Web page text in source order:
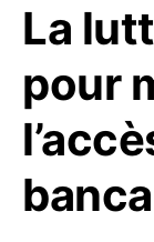
La
pour